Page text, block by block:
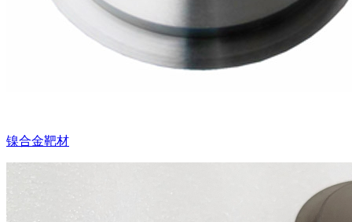
镍合金靶材